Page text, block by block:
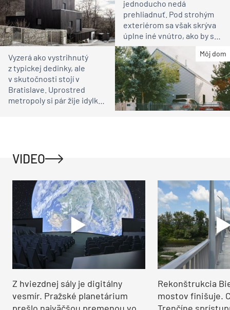
jednoducho nedá
prehliadnuť. Pod strohým
exteriérom sa však skrýva
úplne iné vnútro, ako by ste
čakali
Môj dom
Vyzerá ako vystrihnutý
z typickej dedinky, ale
v skutočnosti stojí v
Bratislave. Uprostred
metropoly si pár žije idylku
VIDEO
Z hviezdnej sály je digitálny
vesmír. Pražské planetárium
Rekonštrukcia
mostov finišuje.